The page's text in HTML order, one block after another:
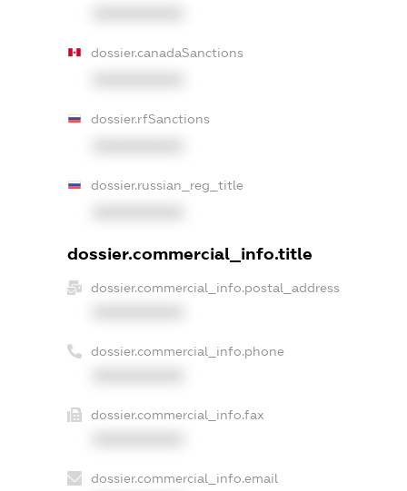
dossier.canadaSanctions
dossier.rfSanctions
dossier.russian_reg_title
dossier.commercial_info.title
dossier.commercial_info.postal_address
dossier.commercial_info.phone
dossier.commercial_info.fax
dossier.commercial_info.email